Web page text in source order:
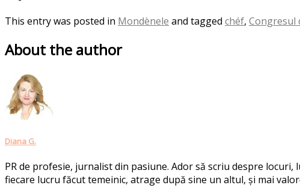
This entry was posted in Mondènele and tagged chéf, Congresul
About the author
Diana G.
PR de profesie, jurnalist din pasiune. Ador să scriu despre
fiecare lucru făcut temeinic, atrage după sine un altul, și mai